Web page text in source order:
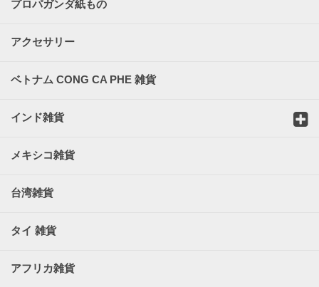
プロパガンダ紙もの
アクセサリー
ベトナム CONG CA PHE 雑貨
インド雑貨
メキシコ雑貨
台湾雑貨
タイ 雑貨
アフリカ雑貨